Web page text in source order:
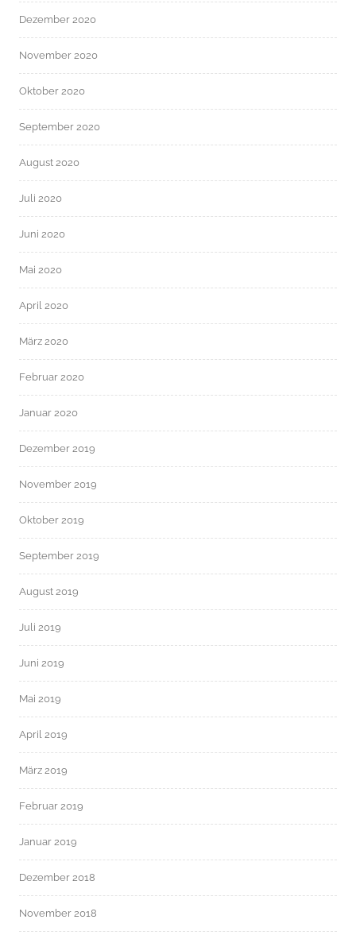
Dezember 2020
November 2020
Oktober 2020
September 2020
August 2020
Juli 2020
Juni 2020
Mai 2020
April 2020
März 2020
Februar 2020
Januar 2020
Dezember 2019
November 2019
Oktober 2019
September 2019
August 2019
Juli 2019
Juni 2019
Mai 2019
April 2019
März 2019
Februar 2019
Januar 2019
Dezember 2018
November 2018